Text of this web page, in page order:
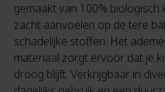
gemaakt van 100%
zacht aanvoelen op de tere
schadelijke stoffen. Het
materiaal zorgt ervoor dat je
droog blijft. Verkrijgbaar in